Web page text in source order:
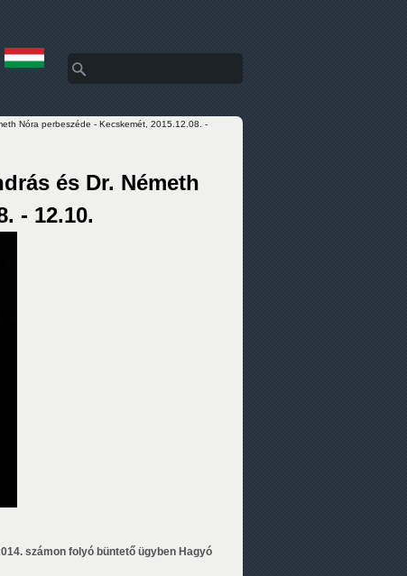
Keresés űrlap
Keresés
Nóra perbeszéde - Kecskemét, 2015.12.08. -
és Dr. Németh
- 12.10.
számon folyó büntető ügyben Hagyó